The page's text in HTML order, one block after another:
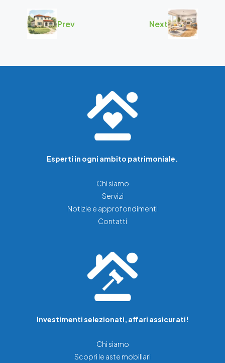
Prev Next
Esperti in ogni ambito patrimoniale.
Chi siamo
Servizi
Notizie e approfondimenti
Contatti
Investimenti selezionati, affari assicurati!
Chi siamo
Scopri le aste mobiliari